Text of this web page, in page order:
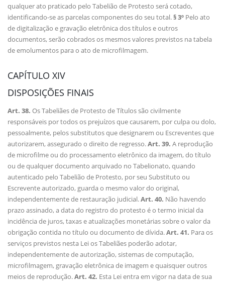
qualquer ato praticado pelo Tabelião de Protesto será cotado,
identificando-se as parcelas componentes do seu total.§ 3º Pelo ato
de digitalização e gravação eletrônica dos títulos e outros
documentos, serão cobrados os mesmos valores previstos na tabela
de emolumentos para o ato de microfilmagem.
CAPÍTULO XIV
DISPOSIÇÕES FINAIS
Art. 38. Os Tabeliães de Protesto de Títulos são civilmente
responsáveis por todos os prejuízos que causarem, por culpa ou dolo,
pessoalmente, pelos substitutos que designarem ou Escreventes que
autorizarem, assegurado o direito de regresso.Art. 39. A reprodução
de microfilme ou do processamento eletrônico da imagem, do título
ou de qualquer documento arquivado no Tabelionato, quando
autenticado pelo Tabelião de Protesto, por seu Substituto ou
Escrevente autorizado, guarda o mesmo valor do original,
independentemente de restauração judicial.Art. 40. Não havendo
prazo assinado, a data do registro do protesto é o termo inicial da
incidência de juros, taxas e atualizações monetárias sobre o valor da
obrigação contida no título ou documento de dívida.Art. 41. Para os
serviços previstos nesta Lei os Tabeliães poderão adotar,
independentemente de autorização, sistemas de computação,
microfilmagem, gravação eletrônica de imagem e quaisquer outros
meios de reprodução.Art. 42. Esta Lei entra em vigor na data de sua